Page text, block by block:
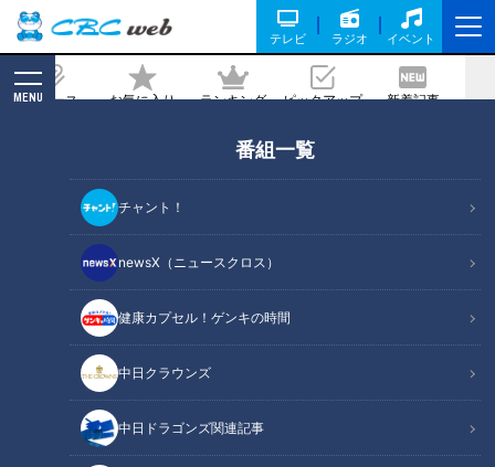
テレビ ラジオ イベント
ニュース お気に入り ランキング ピックアップ 新着記事
MENU
番組一覧
チャント！
newsX（ニュースクロス）
健康カプセル！ゲンキの時間
中日クラウンズ
中日ドラゴンズ関連記事
民が絶賛するとんてきとは？津市のふわ
ふわコッペパンも調査！
記事に戻る